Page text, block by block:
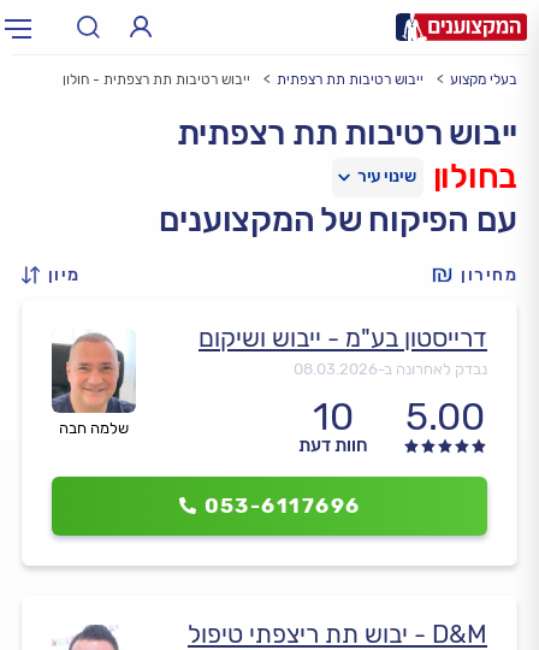
עירעיר: תל אביב, חיפה…
בעלי מקצוע ייבוש רטיבות תת רצפתית ייבוש רטיבות תת רצפתית - חולון
ייבוש רטיבות תת רצפתית
בחולון
עם הפיקוח של המקצוענים
מחירון מיון
שלמה חבה
דרייסטון בע"מ - ייבוש ושיקום
נבדק לאחרונה ב-08.03.2026
5.00
10
חוות דעת
053-6117696
D&M - יבוש תת ריצפתי טיפול